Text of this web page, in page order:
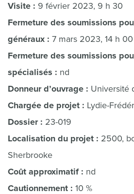
Visite : 9 février 2023, 9 h 30
Fermeture des soumissions
généraux : 7 mars 2023, 14 h 00
Fermeture des soumissions
spécialisés : nd
Donneur d’ouvrage : Université
Chargée de projet : Lydie-
Dossier : 23-019
Localisation du projet : 2500,
Sherbrooke
Coût approximatif : nd
Cautionnement : 10 %